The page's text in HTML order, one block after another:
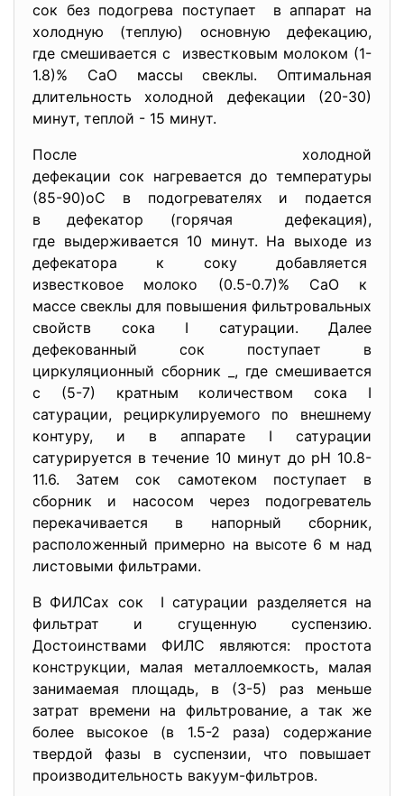
сок без подогрева поступает в аппарат на
холодную (теплую) основную дефекацию,
где смешивается с известковым молоком (1-
1.8)% CaO массы свеклы. Оптимальная
длительность холодной дефекации (20-30)
минут, теплой - 15 минут.
После холодной
дефекации сок нагревается до температуры
(85-90)оС в подогревателях и подается
в дефекатор (горячая дефекация),
где выдерживается 10 минут. На выходе из
дефекатора к соку добавляется
известковое молоко (0.5-0.7)% СаО к
массе свеклы для повышения фильтровальных
свойств сока I сатурации. Далее
дефекованный сок поступает в
циркуляционный сборник _, где смешивается
с (5-7) кратным количеством сока I
сатурации, рециркулируемого по внешнему
контуру, и в аппарате I сатурации
сатурируется в течение 10 минут до pH 10.8-
11.6. Затем сок самотеком поступает в
сборник и насосом через подогреватель
перекачивается в напорный сборник,
расположенный примерно на высоте 6 м над
листовыми фильтрами.
В ФИЛСах сок I сатурации разделяется на
фильтрат и сгущенную суспензию.
Достоинствами ФИЛС являются: простота
конструкции, малая металлоемкость, малая
занимаемая площадь, в (3-5) раз меньше
затрат времени на фильтрование, а так же
более высокое (в 1.5-2 раза) содержание
твердой фазы в суспензии, что повышает
производительность вакуум-фильтров.